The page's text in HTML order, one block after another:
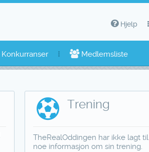
Hjelp
Medlemsliste
Trening
TheRealOddingen har ikke lagt til
noe informasjon om sin trening.